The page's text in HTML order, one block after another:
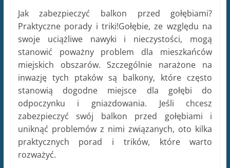
Jak zabezpieczyć balkon przed gołębiami?
Praktyczne porady i triki!Gołębie, ze względu na
swoje uciążliwe nawyki i nieczystości, mogą
stanowić poważny problem dla mieszkańców
miejskich obszarów. Szczególnie narażone na
inwazję tych ptaków są balkony, które często
stanowią dogodne miejsce dla gołębi do
odpoczynku i gniazdowania. Jeśli chcesz
zabezpieczyć swój balkon przed gołębiami i
uniknąć problemów z nimi związanych, oto kilka
praktycznych porad i trików, które warto
rozważyć.